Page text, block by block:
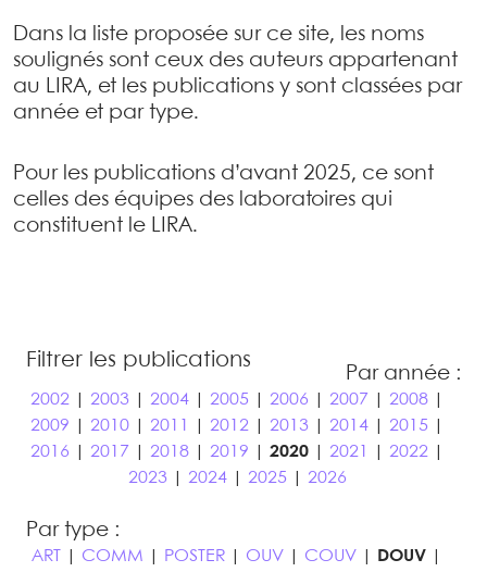
Dans la liste proposée sur ce site, les noms
soulignés sont ceux des auteurs appartenant
au LIRA, et les publications y sont classées par
année et par type.
Pour les publications d’avant 2025, ce sont
celles des équipes des laboratoires qui
constituent le LIRA.
Filtrer les publications
Par année :
2002| 2003| 2004| 2005| 2006 2007 2008|
2009
2010| 2011 2012| 2013| 2014| 2015|
2016
2017 2018| 2019 2020| 2021 2022|
2023| 2024| 2025| 2026
Par type :
ART COMM POSTER OUV COUV DOUV